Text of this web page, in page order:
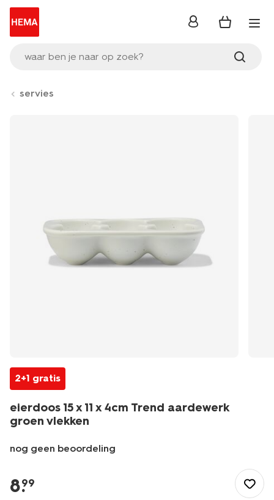
waar ben je naar op zoek?
inloggen
servies
2+1 gratis
eierdoos 15 x 11 x 4cm Trend aardewerk
groen vlekken
nog geen beoordeling
tafelen/servies/eierdoos-
15-
8.
99